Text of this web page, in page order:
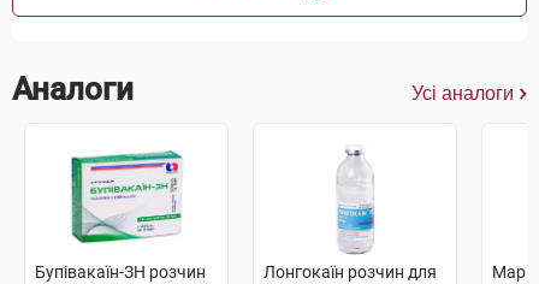
Аналоги Усі аналоги
Бупівакаїн-ЗН розчин
Лонгокаїн розчин для